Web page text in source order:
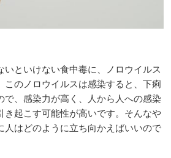
いといけない食中毒に、ノロウイルス
このノロウイルスは感染すると、下痢
で、感染力が高く、人から人への感染
き起こす可能性が高いです。そんなや
人はどのように立ち向かえばいいので